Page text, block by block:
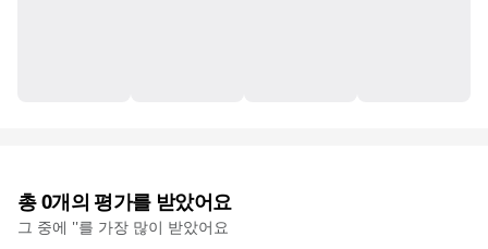
총0개의 평가를 받았어요
그 중에 ''를 가장 많이 받았어요